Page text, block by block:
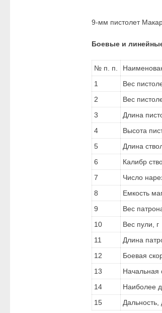
9-мм пистолет
Боевые и
№ п. п.
1
Вес
2
Вес
3
Длина
4
Высота
5
Длина
6
Калибр
7
Число
8
Емкость
9
Вес
10
Вес пули, г
11
Длина
12
Боевая
13
Начальная
14
Наиболее
15
Дальность,